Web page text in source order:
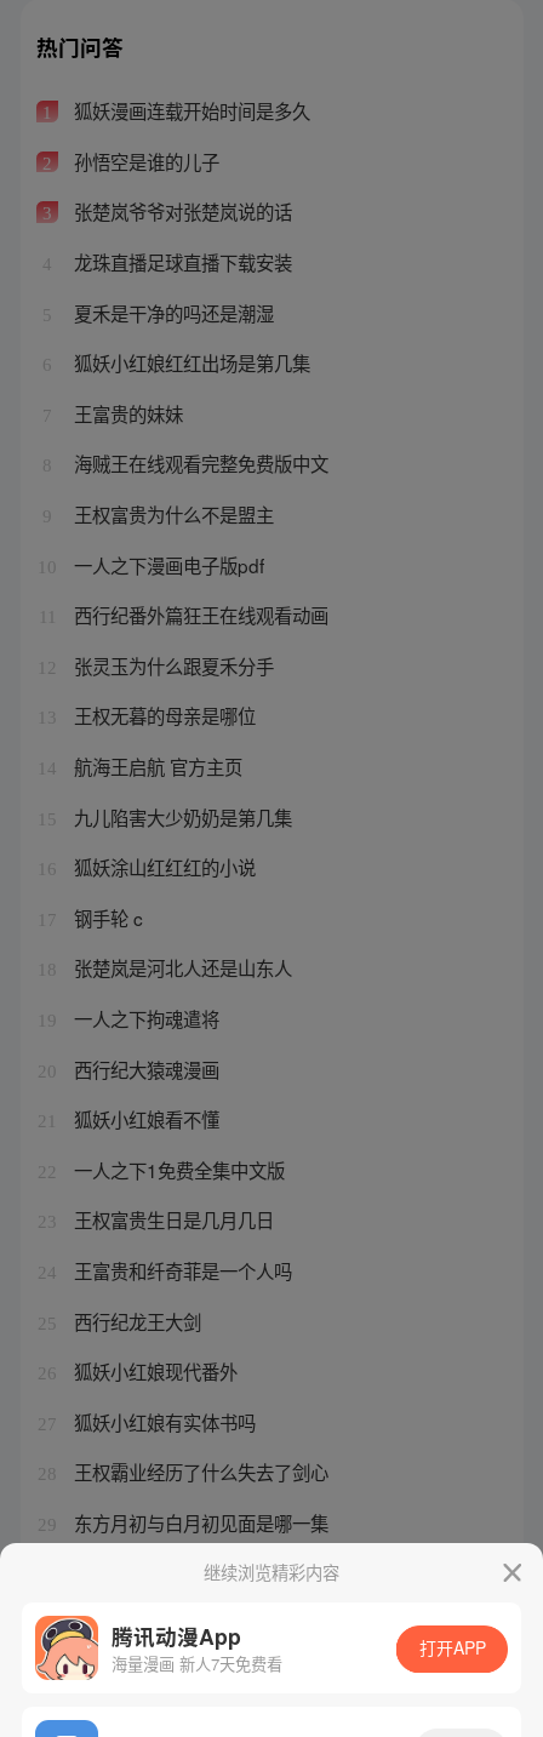
热门问答
1 狐妖漫画连载开始时间是多久
2 孙悟空是谁的儿子
3 张楚岚爷爷对张楚岚说的话
4 龙珠直播足球直播下载安装
5 夏禾是干净的吗还是潮湿
6 狐妖小红娘红红出场是第几集
7 王富贵的妹妹
8 海贼王在线观看完整免费版中文
9 王权富贵为什么不是盟主
10 一人之下漫画电子版pdf
西行纪番外篇狂王在线观看动画
12 张灵玉为什么跟夏禾分手
13 王权无暮的母亲是哪位
14 航海王启航 官方主页
15 九儿陷害大少奶奶是第几集
16 狐妖涂山红红红的小说
17 钢手轮 c
18 张楚岚是河北人还是山东人
19 一人之下拘魂遣将
20 西行纪大猿魂漫画
21 狐妖小红娘看不懂
22 一人之下1免费全集中文版
23 王权富贵生日是几月几日
24 王富贵和纤奇菲是一个人吗
25 西行纪龙王大剑
26 狐妖小红娘现代番外
27 狐妖小红娘有实体书吗
28 王权霸业经历了什么失去了剑心
29 东方月初与白月初见面是哪一集
龙珠无插件直播足球继续浏览精彩内容
腾讯动漫App
海量漫画 新人7天免费看
打开APP